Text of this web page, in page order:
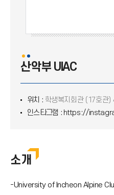
산악부 UIAC
BOSS
페더스
인풋아웃풋
산악부 UIAC
위치 : 학생복지회관 (17호관)
인스타그램 : https://
소개
-University of Incheon Alpine